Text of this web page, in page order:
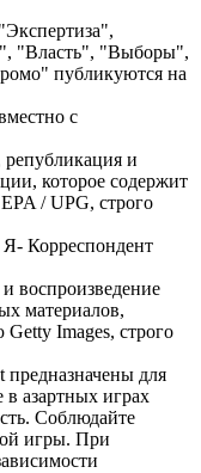
"Власть", "Выборы",
публикуются на
с
и
которое содержит
/ UPG, строго
Я- Корреспондент
воспроизведение
материалов,
Images, строго
предназначены для
азартных играх
Соблюдайте
игры. При